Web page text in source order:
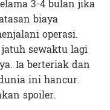
3-4 bulan jika
biaya
operasi.
sewaktu lagi
Ia berteriak dan
ini hancur.
spoiler.